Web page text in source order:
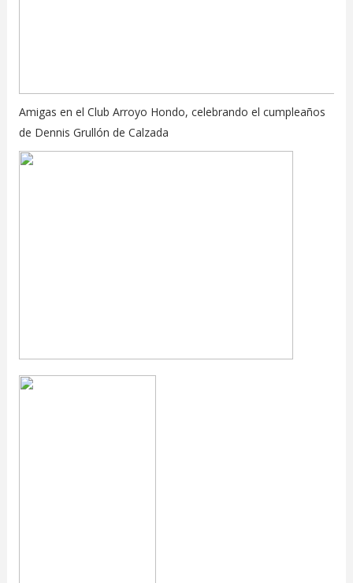
Amigas en el Club Arroyo Hondo, celebrando el cumpleaños
de Dennis Grullón de Calzada